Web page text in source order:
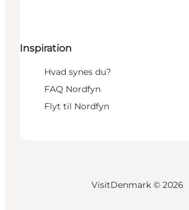
Inspiration
Hvad synes du?
FAQ Nordfyn
Flyt til Nordfyn
VisitDenmark © 2026